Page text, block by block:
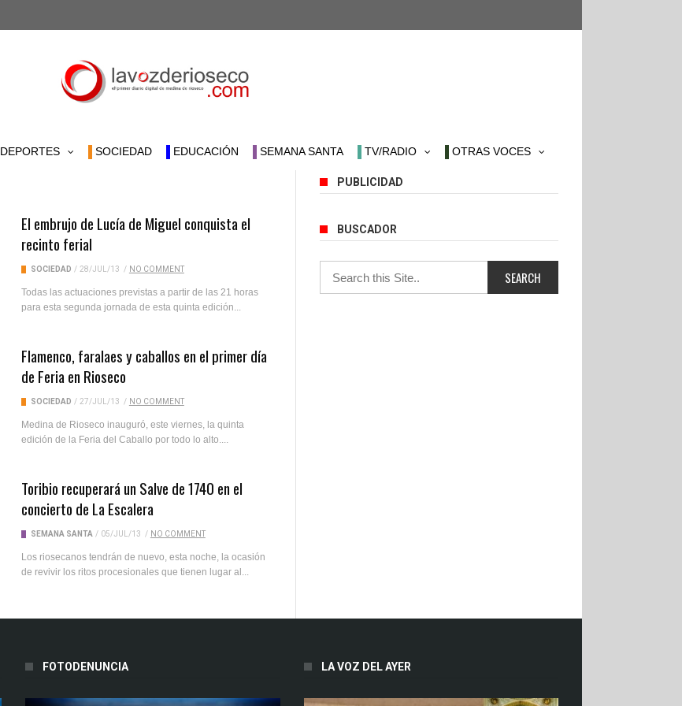
DEPORTES SOCIEDAD EDUCACIÓN SEMANA SANTA TV/RADIO OTRAS VOCES
El embrujo de Lucía de Miguel conquista el
recinto ferial
SOCIEDAD / 28/JUL/13 / NO COMMENT
Todas las actuaciones previstas a partir de las 21 horas
para esta segunda jornada de esta quinta edición...
Flamenco, faralaes y caballos en el primer día
de Feria en Rioseco
SOCIEDAD / 27/JUL/13 / NO COMMENT
Medina de Rioseco inauguró, este viernes, la quinta
edición de la Feria del Caballo por todo lo alto....
Toribio recuperará un Salve de 1740 en el
concierto de La Escalera
SEMANA SANTA / 05/JUL/13 / NO COMMENT
Los riosecanos tendrán de nuevo, esta noche, la ocasión
de revivir los ritos procesionales que tienen lugar al...
PUBLICIDAD
BUSCADOR
FOTODENUNCIA LA VOZ DEL AYER